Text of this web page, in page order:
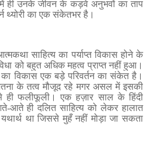
ही उनके जीवन के कड़वे अनुभवों का ताप
का एक संकेतभर है।
साहित्य का पर्याप्त विकास होने के
को बहुत अधिक महत्व प्राप्त नहीं हुआ ।
विकास एक बड़े परिवर्तन का संकेत है।
के तत्व मौजूद रहे मगर असल में इसकी
ही फलीफूली। एक हज़ार साल के हिंदी
ही दलित साहित्य को लेकर हालात
था जिससे मुहँ नहीं मोड़ा जा सकता